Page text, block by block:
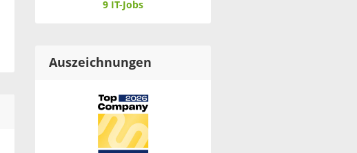
9 IT-Jobs
Auszeichnungen